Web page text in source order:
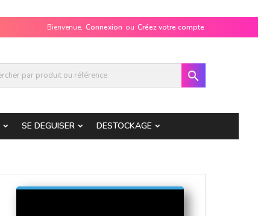
Bienvenue, Connexion ou Créez votre compte

SE DEGUISER DESTOCKAGE